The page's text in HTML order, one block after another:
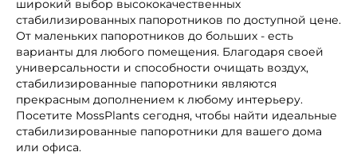
широкий выбор высококачественных
стабилизированных папоротников по доступной цене.
От маленьких папоротников до больших - есть
варианты для любого помещения. Благодаря своей
универсальности и способности очищать воздух,
стабилизированные папоротники являются
прекрасным дополнением к любому интерьеру.
Посетите MossPlants сегодня, чтобы найти идеальные
стабилизированные папоротники для вашего дома
или офиса.